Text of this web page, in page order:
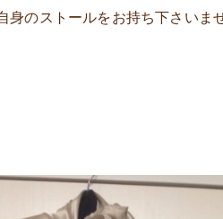
身のストールをお持ち下さいま